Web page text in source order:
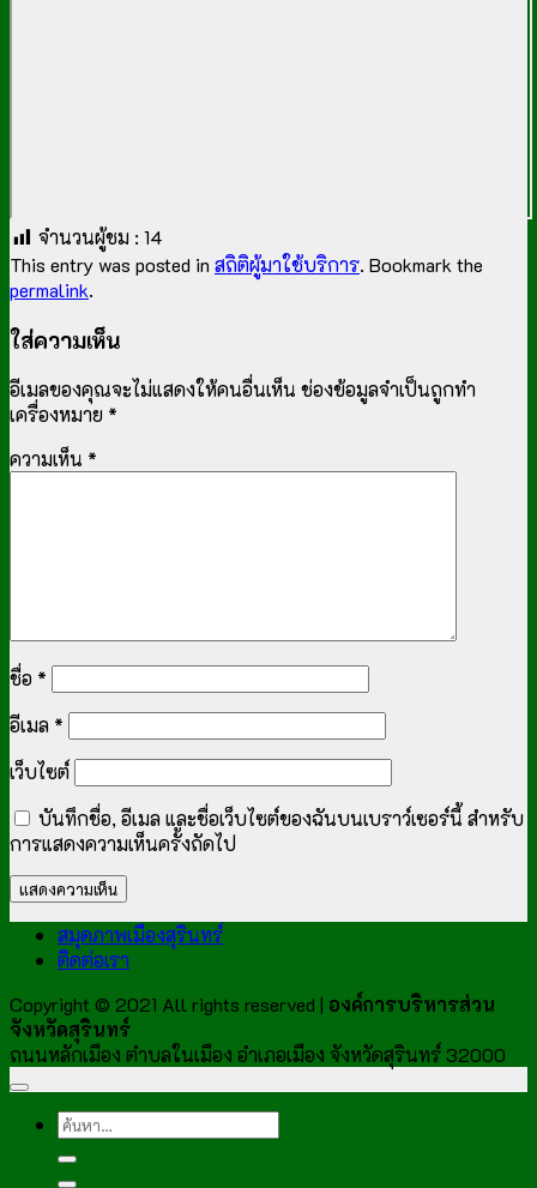
จำนวนผู้ชม : 14
This entry was posted in สถิติผู้มาใช้บริการ. Bookmark the
permalink.
ใส่ความเห็น
อีเมลของคุณจะไม่แสดงให้คนอื่นเห็น ช่องข้อมูลจำเป็นถูกทำ
เครื่องหมาย *
ความเห็น *
ชื่อ *
อีเมล *
เว็บไซต์
บันทึกชื่อ, อีเมล และชื่อเว็บไซต์ของฉันบนเบราว์เซอร์นี้ สำหรับ
การแสดงความเห็นครั้งถัดไป
สมุดภาพเมืองสุรินทร์
ติดต่อเรา
Copyright © 2021 All rights reserved | องค์การบริหารส่วน
จังหวัดสุรินทร์
ถนนหลักเมือง ตำบลในเมือง อำเภอเมือง จังหวัดสุรินทร์ 32000